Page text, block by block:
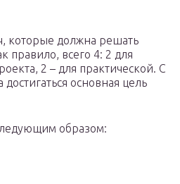
которые должна решать
правило, всего 4: 2 для
2 – для практической. С
основная цель
образом: